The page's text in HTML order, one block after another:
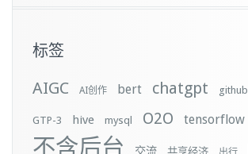
标签
AIGC
AI创作 bert chatgpt github
GTP-3 hive mysql O2O tensorflow
不含后台 交流